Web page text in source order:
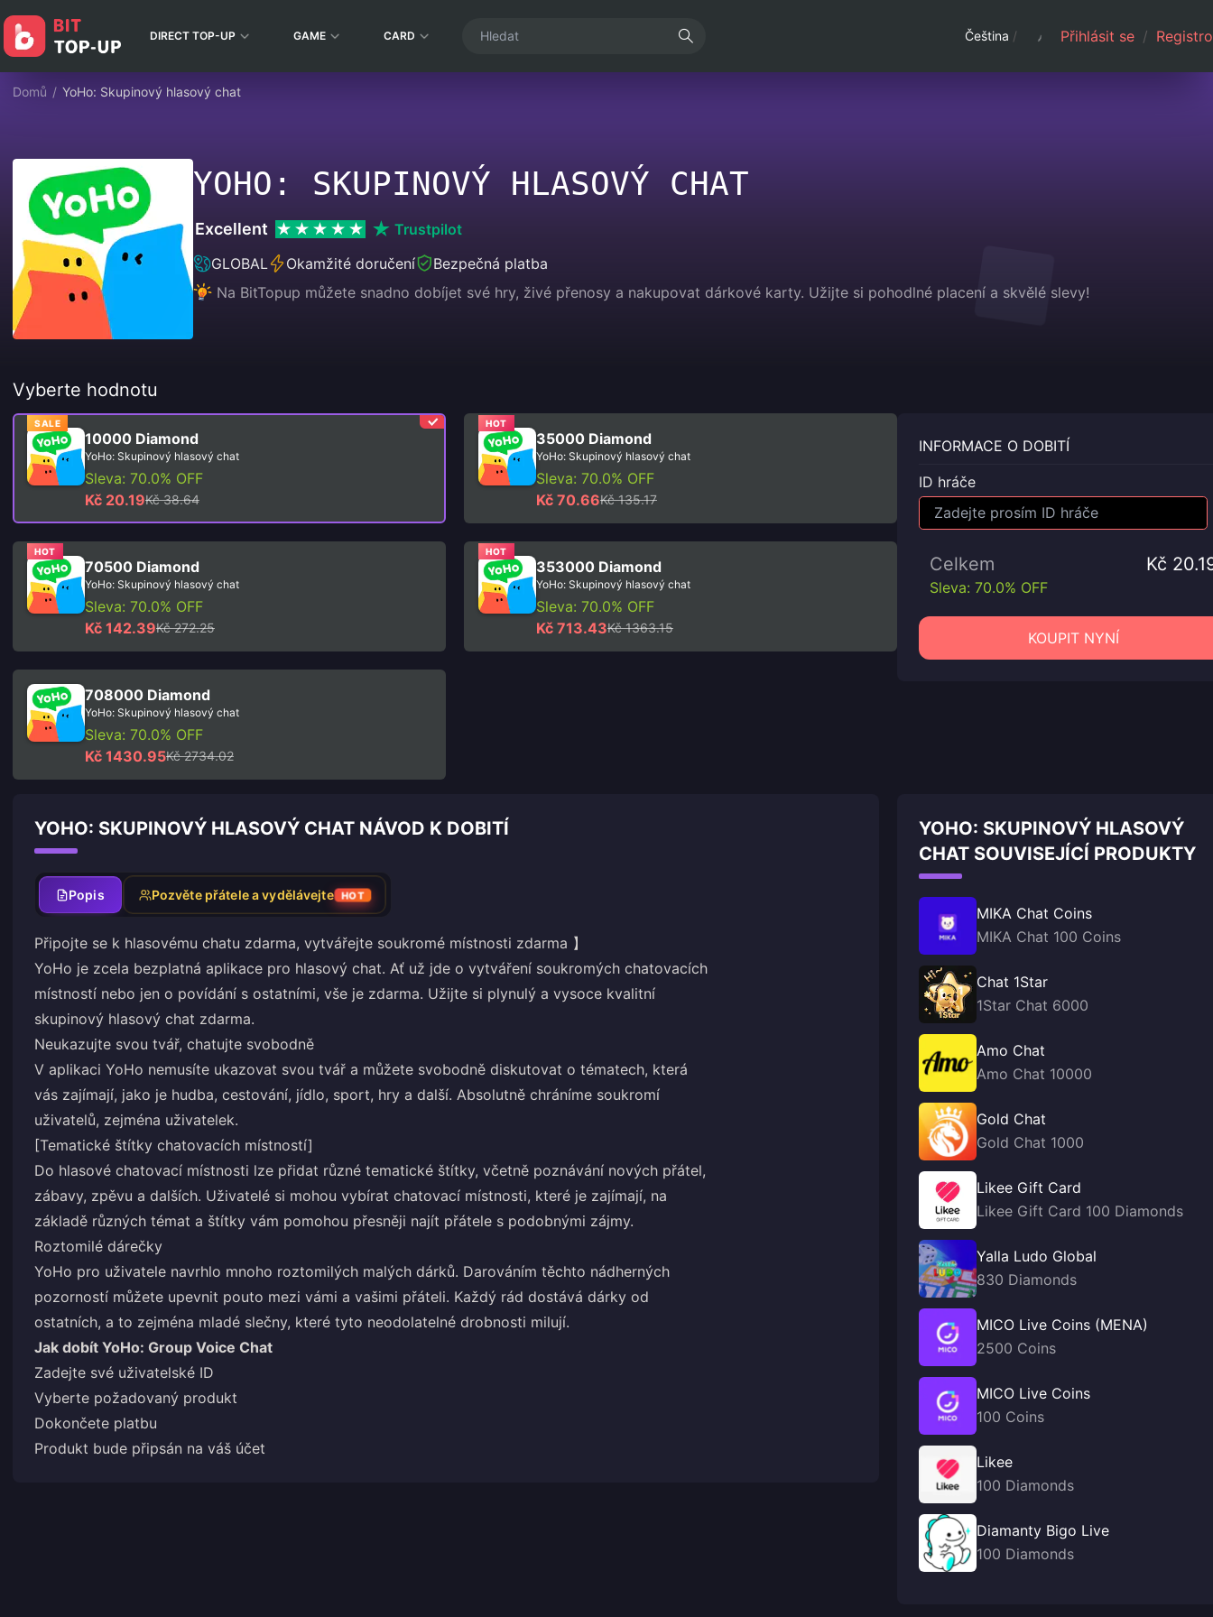
DIRECT TOP-UP GAME CARD Čeština / Přihlásit se /
Domů / YoHo: Skupinový hlasový chat
YOHO: SKUPINOVÝ HLASOVÝ CHAT
Excellent
Trustpilot
GLOBAL
Okamžité doručení
Bezpečná platba
Na BitTopup můžete snadno dobíjet své hry, živé přenosy a nakupovat dárkové karty. Užijte si pohodlné placení a skvělé slevy!
Vyberte hodnotu
SALE
10000 Diamond
YoHo: Skupinový hlasový chat
Sleva: 70.0% OFF
Kč 20.19Kč 38.64
HOT
35000 Diamond
YoHo: Skupinový hlasový chat
Sleva: 70.0% OFF
Kč 70.66Kč 135.17
HOT
70500 Diamond
YoHo: Skupinový hlasový chat
Sleva: 70.0% OFF
Kč 142.39Kč 272.25
HOT
353000 Diamond
YoHo: Skupinový hlasový chat
Sleva: 70.0% OFF
Kč 713.43Kč 1363.15
708000 Diamond
YoHo: Skupinový hlasový chat
Sleva: 70.0% OFF
Kč 1430.95Kč 2734.02
INFORMACE O DOBITÍ
ID hráče
Celkem Kč
Sleva: 70.0% OFF
KOUPIT NYNÍ
YOHO: SKUPINOVÝ HLASOVÝ CHAT NÁVOD K DOBITÍ
Popis Pozvěte přátele a vydělávejte HOT
Připojte se k hlasovému chatu zdarma, vytvářejte soukromé místnosti zdarma 】
YoHo je zcela bezplatná aplikace pro hlasový chat. Ať už jde o vytváření soukromých chatovacích
místností nebo jen o povídání s ostatními, vše je zdarma. Užijte si plynulý a vysoce kvalitní
skupinový hlasový chat zdarma.
Neukazujte svou tvář, chatujte svobodně
V aplikaci YoHo nemusíte ukazovat svou tvář a můžete svobodně diskutovat o tématech, která
vás zajímají, jako je hudba, cestování, jídlo, sport, hry a další. Absolutně chráníme soukromí
uživatelů, zejména uživatelek.
[Tematické štítky chatovacích místností]
Do hlasové chatovací místnosti lze přidat různé tematické štítky, včetně poznávání nových přátel,
zábavy, zpěvu a dalších. Uživatelé si mohou vybírat chatovací místnosti, které je zajímají, na
základě různých témat a štítky vám pomohou přesněji najít přátele s podobnými zájmy.
Roztomilé dárečky
YoHo pro uživatele navrhlo mnoho roztomilých malých dárků. Darováním těchto nádherných
pozorností můžete upevnit pouto mezi vámi a vašimi přáteli. Každý rád dostává dárky od
ostatních, a to zejména mladé slečny, které tyto neodolatelné drobnosti milují.
Jak dobít YoHo: Group Voice Chat
Zadejte své uživatelské ID
Vyberte požadovaný produkt
Dokončete platbu
Produkt bude připsán na váš účet
YOHO: SKUPINOVÝ HLASOVÝ
CHAT SOUVISEJÍCÍ PRODUKTY
MIKA Chat Coins
MIKA Chat 100 Coins
Chat 1Star
1Star Chat 6000
Amo Chat
Amo Chat 10000
Gold Chat
Gold Chat 1000
Likee Gift Card
Likee Gift Card 100 Diamonds
Yalla Ludo Global
830 Diamonds
MICO Live Coins (MENA)
2500 Coins
MICO Live Coins
100 Coins
Likee
100 Diamonds
Diamanty Bigo Live
100 Diamonds